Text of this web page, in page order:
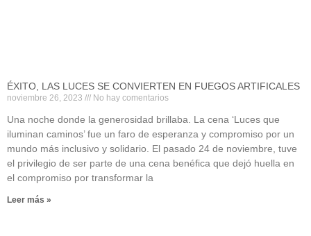
ÉXITO, LAS LUCES SE CONVIERTEN EN FUEGOS ARTIFICALES
noviembre 26, 2023 No hay comentarios
Una noche donde la generosidad brillaba. La cena ‘Luces que
iluminan caminos’ fue un faro de esperanza y compromiso por un
mundo más inclusivo y solidario. El pasado 24 de noviembre, tuve
el privilegio de ser parte de una cena benéfica que dejó huella en
el compromiso por transformar la
Leer más »